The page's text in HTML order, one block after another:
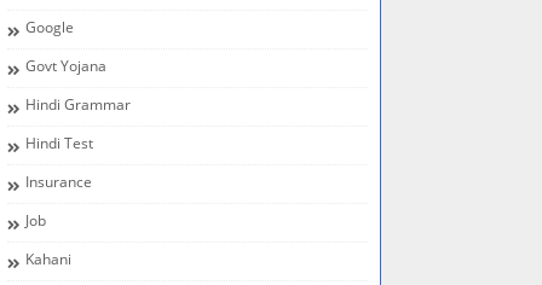
Google
Govt Yojana
Hindi Grammar
Hindi Test
Insurance
Job
Kahani